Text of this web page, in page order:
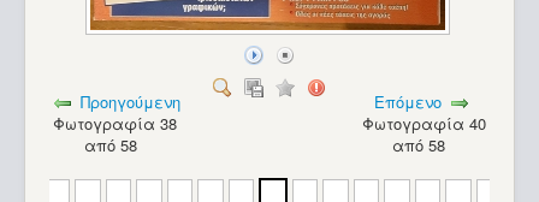
Προηγούμενη
Φωτογραφία 38
από 58
Επόμενο
Φωτογραφία 40
από 58